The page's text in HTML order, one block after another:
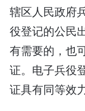
辖区人民政府
役登记的公民
有需要的，也
证。电子兵役
证具有同等效力